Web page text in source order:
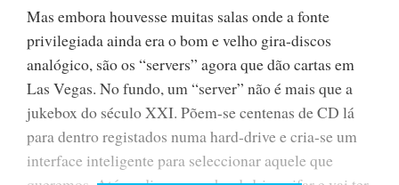
Mas embora houvesse muitas salas onde a fonte
privilegiada ainda era o bom e velho gira-discos
analógico, são os “servers” agora que dão cartas em
Las Vegas. No fundo, um “server” não é mais que a
jukebox do século XXI. Põem-se centenas de CD lá
para dentro registados numa hard-drive e cria-se um
interface inteligente para seleccionar aquele que